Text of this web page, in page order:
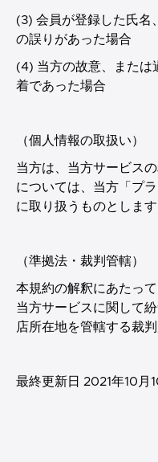
(3) 会員が登録した氏名
の誤りがあった場合
(4) 当方の故意、または
着であった場合
（個人情報の取扱い）
当方は、当方サービス
については、当方「プ
に取り扱うものとします
（準拠法・裁判管轄）
本規約の解釈にあたっ
当方サービスに関して
店所在地を管轄する裁
最終更新日 2021年10月